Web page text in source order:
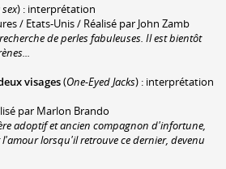
) : interprétation
/ Etats-Unis / Réalisé par John Zamb
de perles fabuleuses. Il est bientôt
visages(One-Eyed Jacks) : interprétation
par Marlon Brando
adoptif et ancien compagnon d'infortune,
l'amour lorsqu'il retrouve ce dernier, devenu